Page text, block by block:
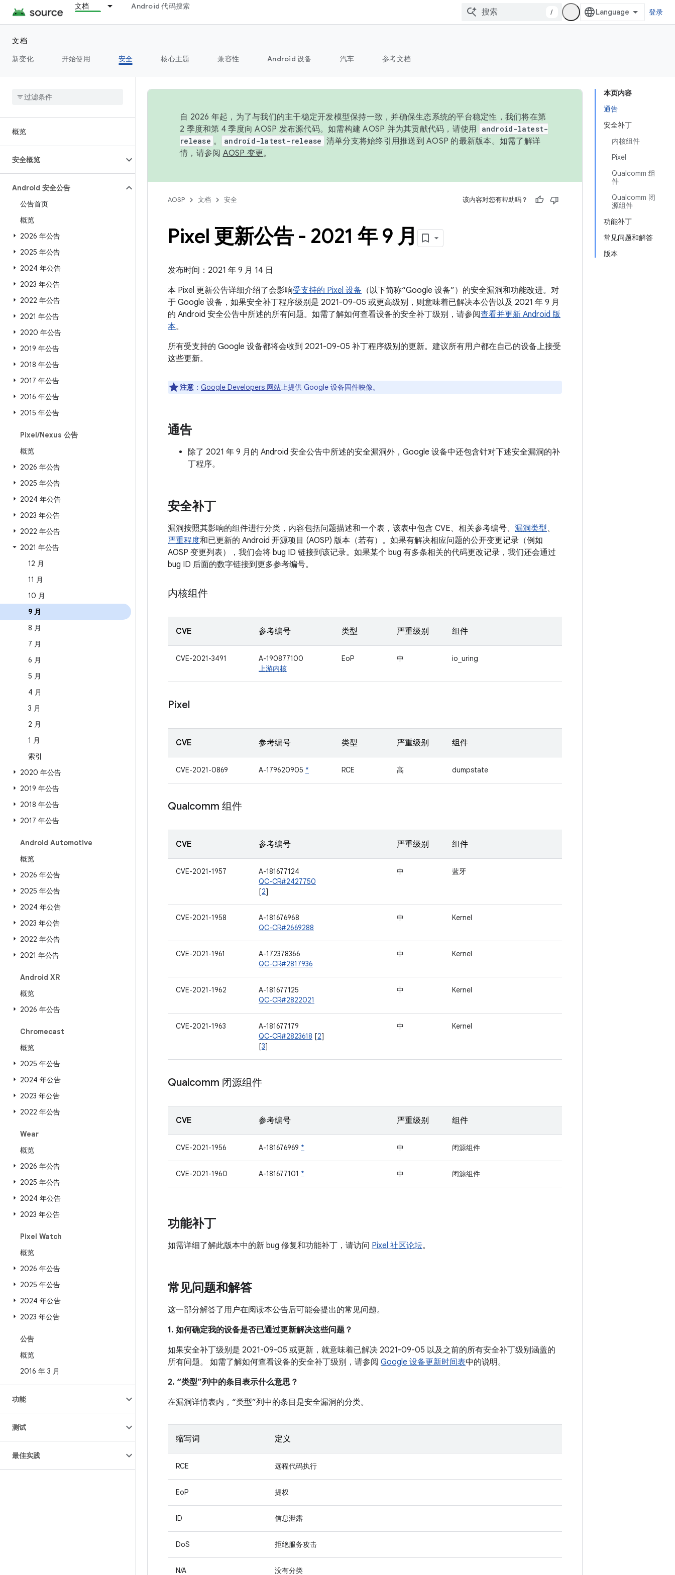
文档 Android 代码搜索
/ 登录
文档
新变化
开始使用 安全 核心主题 兼容性 Android 设备 汽车 参考文档
概览
安全概览
Android 安全公告
公告首页
概览
2026 年公告
2025 年公告
2024 年公告
2023 年公告
2022 年公告
2021 年公告
2020 年公告
2019 年公告
2018 年公告
2017 年公告
2016 年公告
2015 年公告
Pixel/Nexus 公告
概览
2026 年公告
2025 年公告
2024 年公告
2023 年公告
2022 年公告
2021 年公告
12 月
11 月
10 月
9 月
8 月
7 月
6 月
5 月
4 月
3 月
2 月
1 月
索引
2020 年公告
2019 年公告
2018 年公告
2017 年公告
Android Automotive
概览
2026 年公告
2025 年公告
2024 年公告
2023 年公告
2022 年公告
2021 年公告
Android XR
概览
2026 年公告
Chromecast
概览
2025 年公告
2024 年公告
2023 年公告
2022 年公告
Wear
概览
2026 年公告
2025 年公告
2024 年公告
2023 年公告
Pixel Watch
概览
2026 年公告
2025 年公告
2024 年公告
2023 年公告
公告
概览
2016 年 3 月
功能
测试
最佳实践
本页内容
通告
安全补丁
内核组件
Pixel
Qualcomm 组
件
Qualcomm 闭
源组件
功能补丁
常见问题和解答
版本
自 2026 年起，为了与我们的主干稳定开发模型保持一致，并确保生态系统的平台稳定性，我们将在第
2 季度和第 4 季度向 AOSP 发布源代码。如需构建 AOSP 并为其贡献代码，请使用
android-latest-
release 。 android-latest-release 清单分支将始终引用推送到 AOSP 的最新版本。如需了解详
情，请参阅 AOSP 变更。
AOSP 文档 安全 该内容对您有帮助吗？
Pixel 更新公告 - 2021 年 9 月
发布时间：2021 年 9 月 14 日
本 Pixel 更新公告详细介绍了会影响受支持的 Pixel 设备 （以下简称“Google 设备”）的安全漏洞和功能改进。对
于 Google 设备，如果安全补丁程序级别是 2021-09-05 或更高级别，则意味着已解决本公告以及 2021 年 9 月
的 Android 安全公告中所述的所有问题。如需了解如何查看设备的安全补丁级别，请参阅查看并更新 Android 版
本。
所有受支持的 Google 设备都将会收到 2021-09-05 补丁程序级别的更新。建议所有用户都在自己的设备上接受
这些更新。
注意 ： Google Developers 网站上提供 Google 设备固件映像。
通告
除了 2021 年 9 月的 Android 安全公告中所述的安全漏洞外，Google 设备中还包含针对下述安全漏洞的补
丁程序。
安全补丁
漏洞按照其影响的组件进行分类，内容包括问题描述和一个表，该表中包含 CVE、相关参考编号、 漏洞类型、
严重程度和已更新的 Android 开源项目 (AOSP) 版本（若有）。如果有解决相应问题的公开变更记录（例如
AOSP 变更列表），我们会将 bug ID 链接到该记录。如果某个 bug 有多条相关的代码更改记录，我们还会通过
bug ID 后面的数字链接到更多参考编号。
内核组件
CVE 参考编号 类型 严重级别 组件
CVE-2021-3491
A-190877100
上游内核
EoP 中 io_uring
Pixel
CVE 参考编号 类型 严重级别 组件
CVE-2021-0869 A-179620905 * RCE 高 dumpstate
Qualcomm 组件
CVE 参考编号 严重级别 组件
CVE-2021-1957
A-181677124
QC-CR#2427750
[2]
中 蓝牙
CVE-2021-1958
A-181676968
QC-CR#2669288
中 Kernel
CVE-2021-1961
A-172378366
QC-CR#2817936
中 Kernel
CVE-2021-1962
A-181677125
QC-CR#2822021
中 Kernel
CVE-2021-1963
A-181677179
QC-CR#2823618 [2]
[3]
中 Kernel
Qualcomm 闭源组件
CVE 参考编号 严重级别 组件
CVE-2021-1956 A-181676969 * 中 闭源组件
CVE-2021-1960 A-181677101 * 中 闭源组件
功能补丁
如需详细了解此版本中的新 bug 修复和功能补丁，请访问 Pixel 社区论坛。
常见问题和解答
这一部分解答了用户在阅读本公告后可能会提出的常见问题。
1. 如何确定我的设备是否已通过更新解决这些问题？
如果安全补丁级别是 2021-09-05 或更新，就意味着已解决 2021-09-05 以及之前的所有安全补丁级别涵盖的
所有问题。 如需了解如何查看设备的安全补丁级别，请参阅 Google 设备更新时间表中的说明。
2. “类型”列中的条目表示什么意思？
在漏洞详情表内，“类型”列中的条目是安全漏洞的分类。
缩写词 定义
RCE 远程代码执行
EoP 提权
ID 信息泄露
DoS 拒绝服务攻击
N/A 没有分类